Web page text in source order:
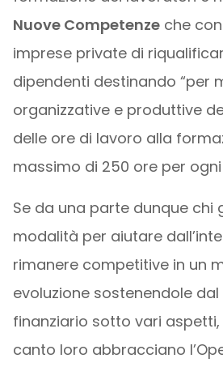
Nuove Competenzeche
imprese private di
dipendenti destinando “per
organizzative e produttive
delle ore di lavoro alla
massimo di 250 ore per
Se da una parte dunque chi
modalità per aiutare
rimanere competitive in un
evoluzione sostenendole
finanziario sotto vari
canto loro abbracciano